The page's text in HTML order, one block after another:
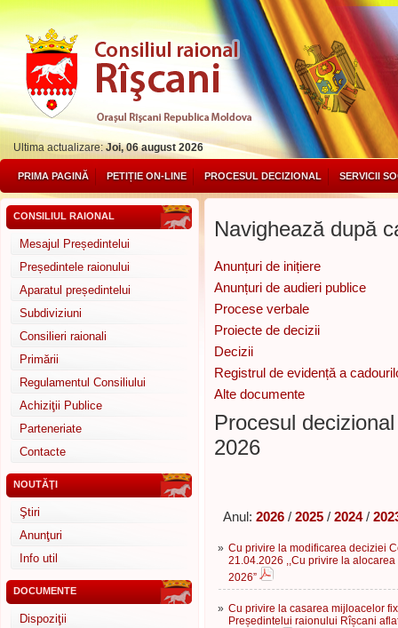
Ultima actualizare:Joi, 06 august 2026
PRIMA PAGINĂ PETIȚIE ON-LINE PROCESUL DECIZIONAL SERVICII
CONSILIUL RAIONAL
Mesajul Președintelui
Președintele raionului
Aparatul președintelui
Subdiviziuni
Consilieri raionali
Primării
Regulamentul Consiliului
Achiziţii Publice
Parteneriate
Contacte
NOUTĂŢI
Ştiri
Anunţuri
Info util
DOCUMENTE
Dispoziţii
Navighează după
Anunțuri de inițiere
Anunțuri de audieri publice
Procese verbale
Proiecte de decizii
Decizii
Registrul de evidență a
Alte documente
Procesul
2026
Anul: 2026 / 2025 / 2024/
» Cu privire la modificarea deciziei
21.04.2026 ,,Cu privire la
2026”
» Cu privire la casarea mijloacelor
Președintelui raionului Rîșcani